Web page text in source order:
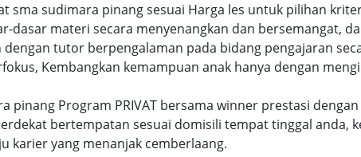
sma sudimara pinang sesuai Harga les untuk pilihan
dasar materi secara menyenangkan dan bersemangat,
dengan tutor berpengalaman pada bidang pengajaran
Kembangkan kemampuan anak hanya dengan
pinang Program PRIVAT bersama winner prestasi
bertempatan sesuai domisili tempat tinggal anda,
karier yang menanjak cemberlaang.